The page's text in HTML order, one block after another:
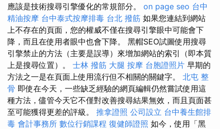
應該是技術搜尋引擎優化的常規部分。 on page seo 台中
精油按摩 台中泰式按摩排毒 台北 撥筋 如果您連結到網站
上不存在的頁面，您的權威不僅在搜尋引擎眼中可能會下
降，而且在使用者眼中也會下降。 黑帽SEO試圖使用搜尋
引擎禁止的方法（主要是誤導）來增加網站的索引（即本質
上是搜尋位置）。 士林 撥筋 大腿 按摩 台胞證照片 早期的
方法之一是在頁面上使用流行但不相關的關鍵字。 北屯 整
骨 即使在今天，一些缺乏經驗的網頁編輯仍然嘗試使用這
種方法，儘管今天它不僅對改善搜尋結果無效，而且頁面甚
至可能獲得更差的評級。 推拿證照 公司設立 台中養生館排
毒 會計事務所 數位行銷課程 復健師證照 如今，使用「黑